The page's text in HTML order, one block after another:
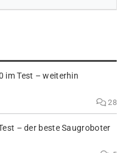
im Test – weiterhin
28
– der beste Saugroboter